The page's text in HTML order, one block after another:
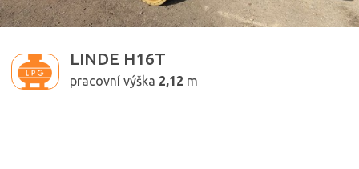
LINDE H16T
pracovní výška 2,12 m